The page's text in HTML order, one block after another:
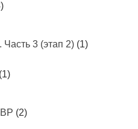
3 (этап 2)(1)
(1)
(2)